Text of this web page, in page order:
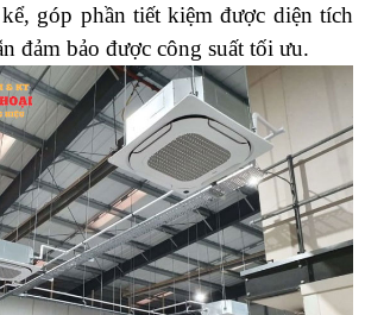
góp phần tiết kiệm được diện tích
đảm bảo được công suất tối ưu.